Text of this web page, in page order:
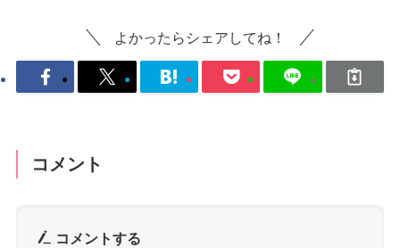
よかったらシェアしてね！
コメント
コメントする